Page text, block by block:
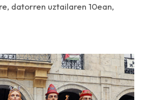
datorren uztailaren 10ean,